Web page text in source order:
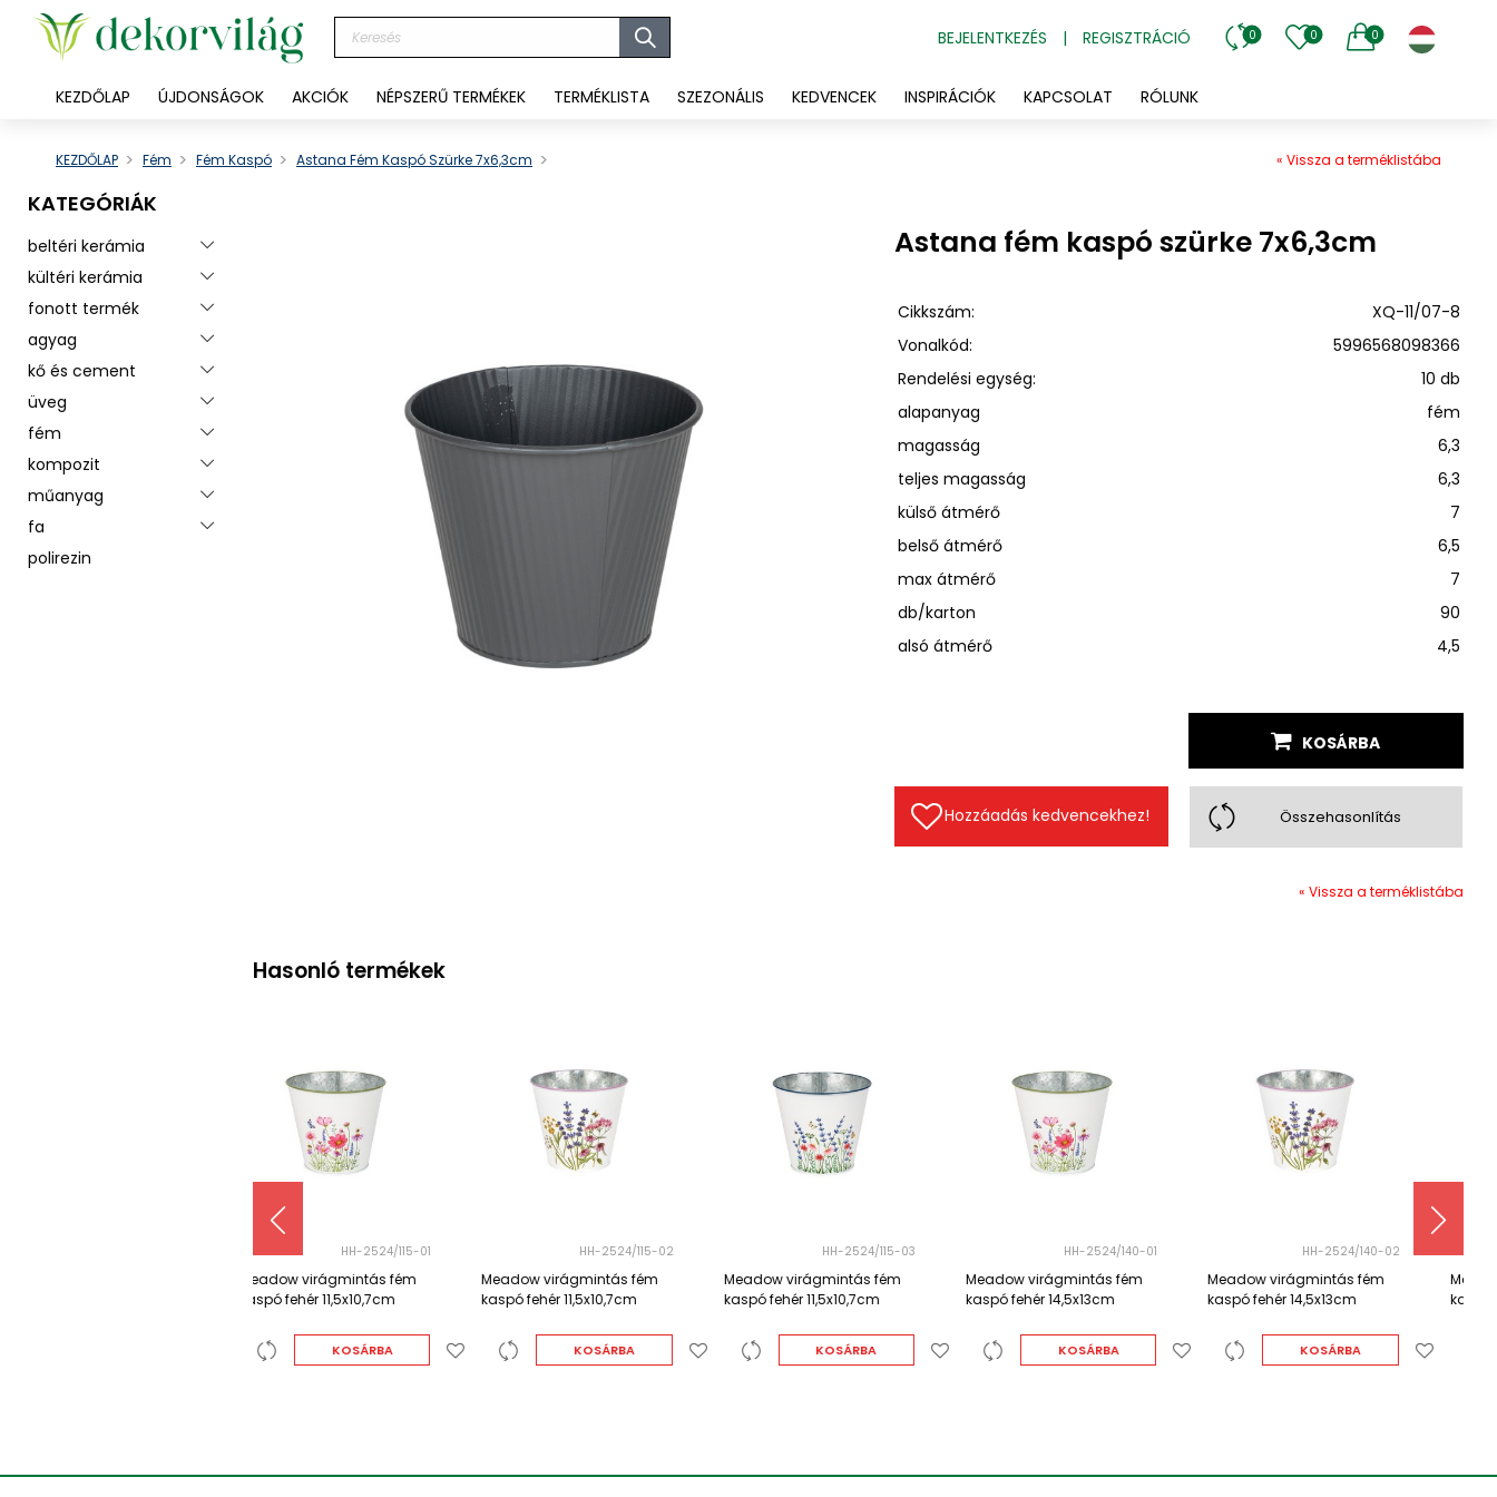
BEJELENTKEZÉS | REGISZTRÁCIÓ 0 0 0
KEZDŐLAP ÚJDONSÁGOK AKCIÓK NÉPSZERŰ TERMÉKEK TERMÉKLISTA SZEZONÁLIS KEDVENCEK INSPIRÁCIÓK KAPCSOLAT RÓLUNK
KEZDŐLAP Fém Fém Kaspó Astana Fém Kaspó Szürke 7x6,3cm « Vissza a terméklistába
KATEGÓRIÁK
beltéri kerámia
Toggle menu
kültéri kerámia
Toggle menu
fonott termék
Toggle menu
agyag
Toggle menu
kő és cement
Toggle menu
üveg
Toggle menu
fém
Toggle menu
kompozit
Toggle menu
műanyag
Toggle menu
fa
Toggle menu
polirezin
Astana fém kaspó szürke 7x6,3cm
Cikkszám:
XQ-11/07-8
Vonalkód:
5996568098366
Rendelési egység:
10 db
alapanyag
fém
magasság
6,3
teljes magasság
6,3
külső átmérő
7
belső átmérő
6,5
max átmérő
7
db/karton
90
alsó átmérő
4,5
KOSÁRBA
Hozzáadás kedvencekhez! Összehasonlítás
« Vissza a terméklistába
Hasonló termékek
HH-2524/115-02
Meadow virágmintás fém
kaspó fehér 11,5x10,7cm
KOSÁRBA
HH-2524/115-03
Meadow virágmintás fém
kaspó fehér 11,5x10,7cm
KOSÁRBA
HH-2524/140-01
Meadow virágmintás fém
kaspó fehér 14,5x13cm
KOSÁRBA
HH-2524/140-02
Meadow virágmintás fém
kaspó fehér 14,5x13cm
KOSÁRBA
HH-2524/140-03
Meadow virágmintás fém
kaspó fehér 14,5x13cm
KOSÁRBA